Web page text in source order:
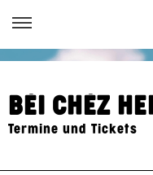
Termine und Tickets